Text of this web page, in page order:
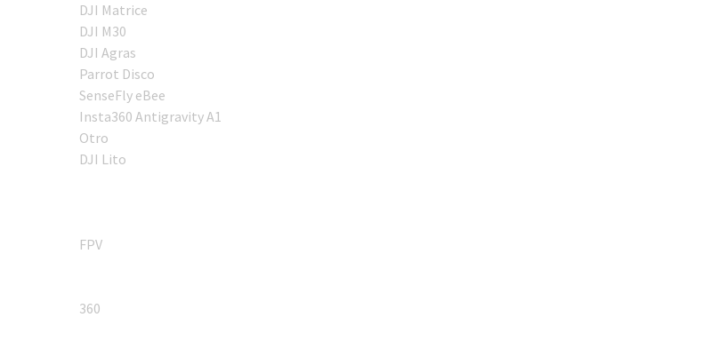
DJI Matrice
DJI M30
DJI Agras
Parrot Disco
SenseFly eBee
Insta360 Antigravity A1
Otro
DJI Lito
FPV
360